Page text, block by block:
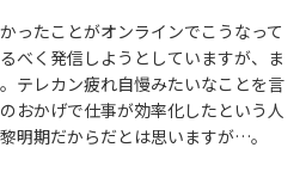
ったことがオンラインでこうなって
べく発信しようとしていますが、ま
テレカン疲れ自慢みたいなことを言
おかげで仕事が効率化したという人
明期だからだとは思いますが…。